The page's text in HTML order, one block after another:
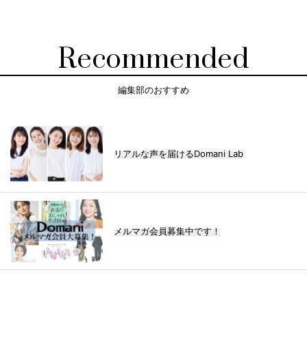
Recommended
編集部のおすすめ
リアルな声を届けるDomani Lab
メルマガ会員募集中です！